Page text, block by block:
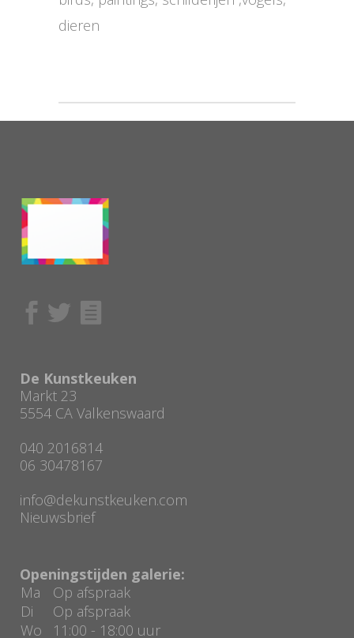
dieren
De Kunstkeuken
Markt 23
5554 CA Valkenswaard
040 2016814
06 30478167
info@dekunstkeuken.com
Nieuwsbrief
Openingstijden galerie:
Ma
Op afspraak
Di
Op afspraak
Wo
11:00 - 18:00 uur